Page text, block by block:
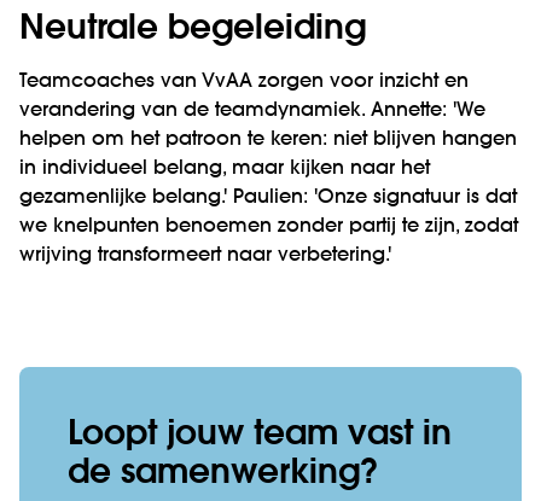
Neutrale begeleiding
Teamcoaches van VvAA zorgen voor inzicht en
verandering van de teamdynamiek. Annette: 'We
helpen om het patroon te keren: niet blijven hangen
in individueel belang, maar kijken naar het
gezamenlijke belang.' Paulien: 'Onze signatuur is dat
we knelpunten benoemen zonder partij te zijn, zodat
wrijving transformeert naar verbetering.'
Loopt jouw team vast in
de samenwerking?